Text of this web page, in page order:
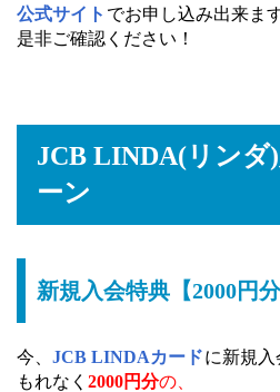
公式サイト でお申し込み出来ます
是非ご確認ください！
JCB LINDA(リンダ
ーン
新規入会特典【2000円分
今、 JCB LINDAカードに新規入
もれなく 2000円分の、